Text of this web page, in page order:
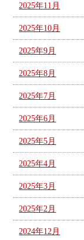
2025年11月
2025年10月
2025年9月
2025年8月
2025年7月
2025年6月
2025年5月
2025年4月
2025年3月
2025年2月
2024年12月